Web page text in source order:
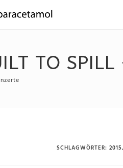
TO
SCHLAGWÖRTER: 2015,